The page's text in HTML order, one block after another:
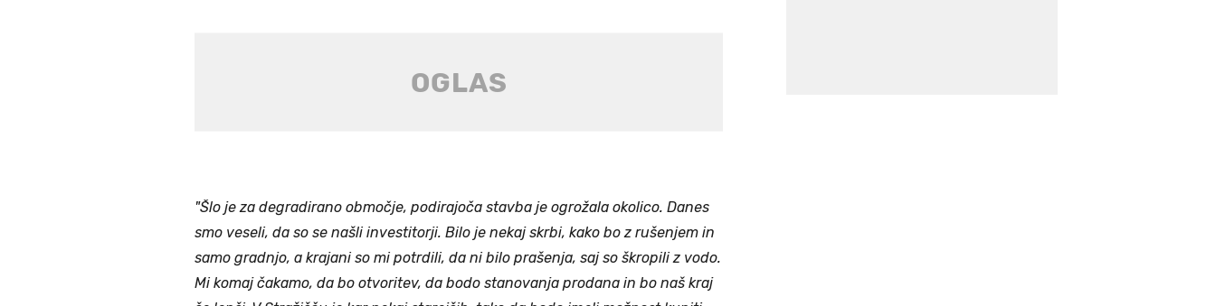
"Šlo je za degradirano območje, podirajoča stavba je ogrožala okolico. Danes
smo veseli, da so se našli investitorji. Bilo je nekaj skrbi, kako bo z rušenjem in
samo gradnjo, a krajani so mi potrdili, da ni bilo prašenja, saj so škropili z vodo.
Mi komaj čakamo, da bo otvoritev, da bodo stanovanja prodana in bo naš kraj